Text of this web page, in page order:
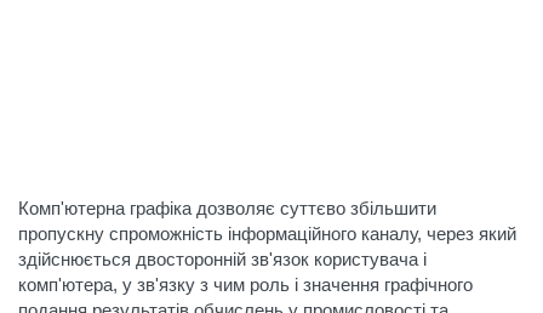
Комп'ютерна графіка дозволяє суттєво збільшити
пропускну спроможність інформаційного каналу, через який
здійснюється двосторонній зв'язок користувача і
комп'ютера, у зв'язку з чим роль і значення графічного